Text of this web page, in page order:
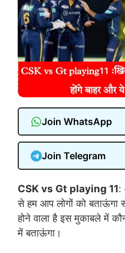
Join WhatsApp
Join Telegram
CSK vs Gt playing 11:
से हम आप लोगों को बताऊंगा
होने वाला है इस मुकाबले में
में बताऊंगा।